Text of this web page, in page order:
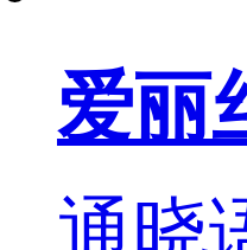
爱丽
通晓